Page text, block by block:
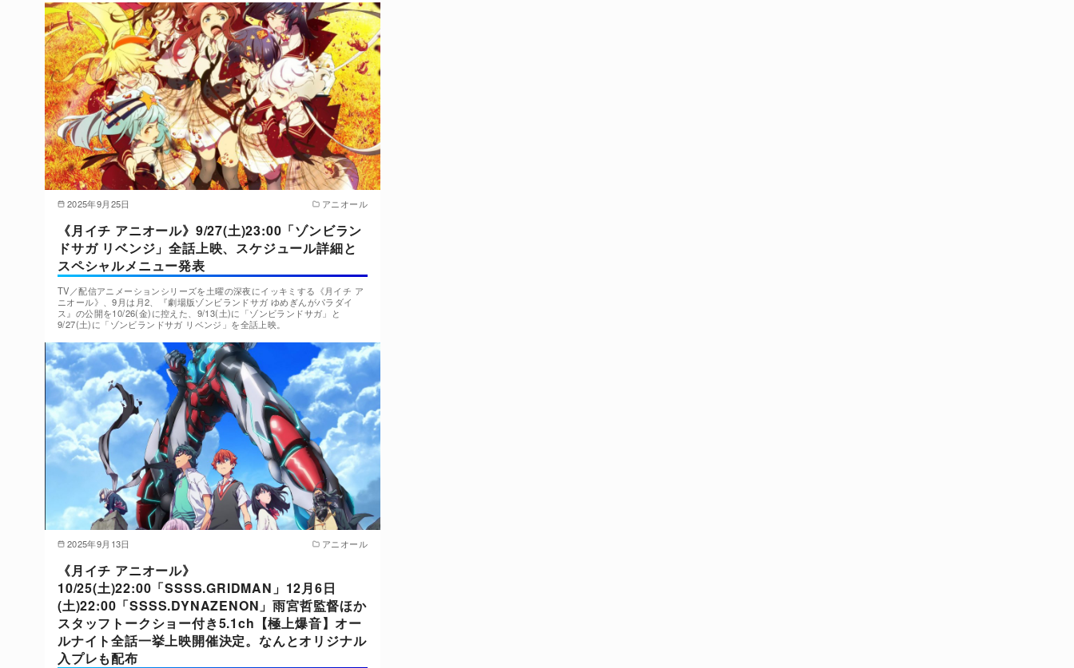
2025年9月25日 アニオール
《月イチ アニオール》9/27(土)23:00「ゾンビラン
ドサガ リベンジ」全話上映、スケジュール詳細と
スペシャルメニュー発表
TV／配信アニメーションシリーズを土曜の深夜にイッキミする《月イチ ア
ニオール》、9月は月2、『劇場版ゾンビランドサガ ゆめぎんがパラダイ
ス』の公開を10/26(金)に控えた、9/13(土)に「ゾンビランドサガ」と
9/27(土)に「ゾンビランドサガ リベンジ」を全話上映。
2025年9月13日 アニオール
《月イチ アニオール》
10/25(土)22:00「SSSS.GRIDMAN」12月6日
(土)22:00「SSSS.DYNAZENON」雨宮哲監督ほか
スタッフトークショー付き5.1ch【極上爆音】オー
ルナイト全話一挙上映開催決定。なんとオリジナル
入プレも配布